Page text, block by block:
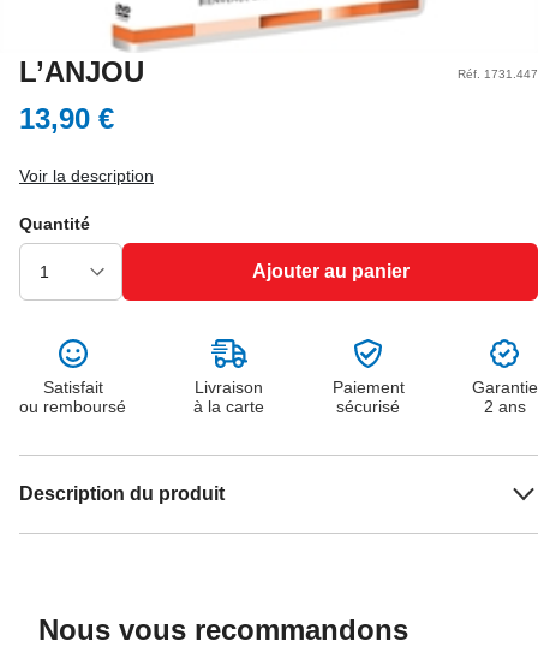
L’ANJOU Réf. 1731.447
13,90 €
Voir la description
Quantité
Ajouter au panier
Satisfait
ou remboursé
Livraison
à la carte
Paiement
sécurisé
Garantie
2 ans
Description du produit
Nous vous recommandons